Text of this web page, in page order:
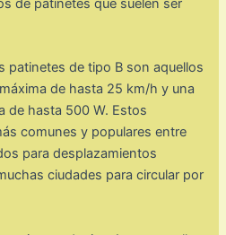
de patinetes que suelen ser
patinetes de tipo B son aquellos
de hasta 25 km/h y una
de hasta 500 W. Estos
comunes y populares entre
para desplazamientos
ciudades para circular por